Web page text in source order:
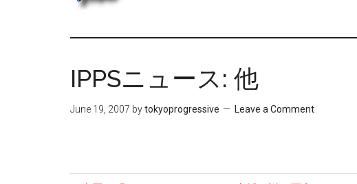
IPPSニュース: 他
June 19, 2007 bytokyoprogressive Leave a Comment